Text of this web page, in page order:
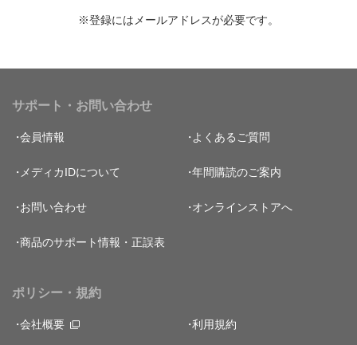
※登録にはメールアドレスが必要です。
サポート・お問い合わせ
会員情報 よくあるご質問
メディカIDについて 年間購読のご案内
お問い合わせ オンラインストアへ
商品のサポート情報・正誤表
ポリシー・規約
会社概要 利用規約